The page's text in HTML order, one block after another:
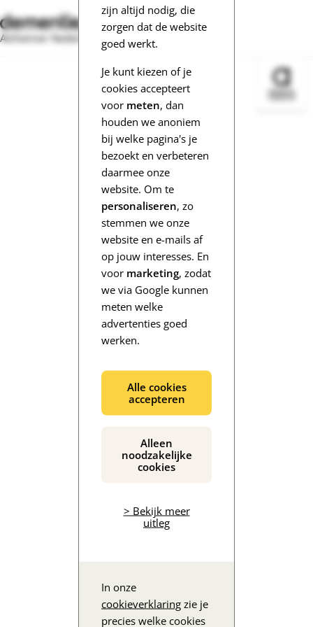
zijn altijd nodig, die
zorgen dat de website
goed werkt.
Je kunt kiezen of je
cookies accepteert
voor meten, dan
houden we anoniem
bij welke pagina's je
bezoekt en verbeteren
daarmee onze
website. Om te
personaliseren, zo
stemmen we onze
website en e-mails af
op jouw interesses. En
voor marketing, zodat
we via Google kunnen
meten welke
advertenties goed
werken.
Alle cookies
accepteren
Alleen
noodzakelijke
cookies
> Bekijk meer
uitleg
In onze
cookieverklaring zie je
precies welke cookies
Alzheimer Nederland
De inhoud wordt geladen...